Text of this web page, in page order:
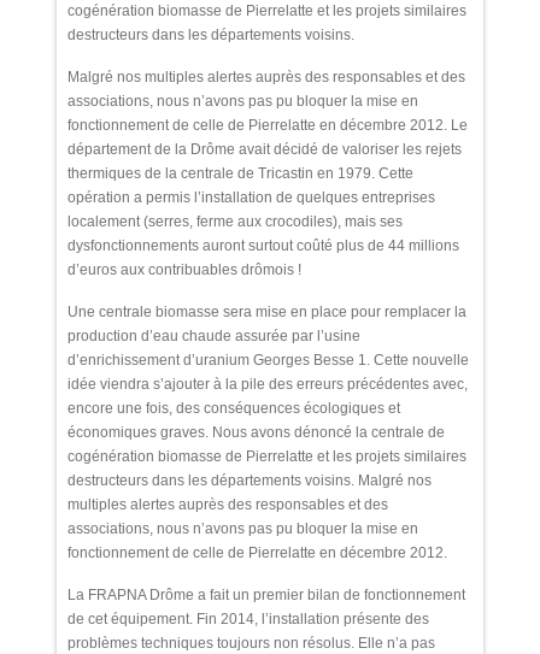
cogénération biomasse de Pierrelatte et les projets similaires
destructeurs dans les départements voisins.
Malgré nos multiples alertes auprès des responsables et des
associations, nous n’avons pas pu bloquer la mise en
fonctionnement de celle de Pierrelatte en décembre 2012. Le
département de la Drôme avait décidé de valoriser les rejets
thermiques de la centrale de Tricastin en 1979. Cette
opération a permis l’installation de quelques entreprises
localement (serres, ferme aux crocodiles), mais ses
dysfonctionnements auront surtout coûté plus de 44 millions
d’euros aux contribuables drômois !
Une centrale biomasse sera mise en place pour remplacer la
production d’eau chaude assurée par l’usine
d’enrichissement d’uranium Georges Besse 1. Cette nouvelle
idée viendra s’ajouter à la pile des erreurs précédentes avec,
encore une fois, des conséquences écologiques et
économiques graves. Nous avons dénoncé la centrale de
cogénération biomasse de Pierrelatte et les projets similaires
destructeurs dans les départements voisins. Malgré nos
multiples alertes auprès des responsables et des
associations, nous n’avons pas pu bloquer la mise en
fonctionnement de celle de Pierrelatte en décembre 2012.
La FRAPNA Drôme a fait un premier bilan de fonctionnement
de cet équipement. Fin 2014, l’installation présente des
problèmes techniques toujours non résolus. Elle n’a pas